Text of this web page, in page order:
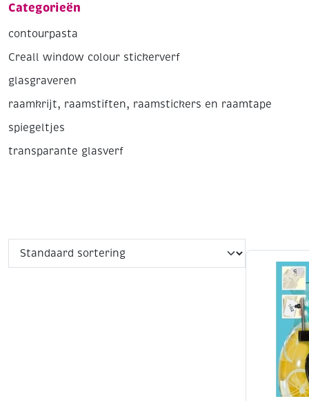
Categorieën
contourpasta
Creall window colour stickerverf
glasgraveren
raamkrijt, raamstiften, raamstickers en raamtape
spiegeltjes
transparante glasverf